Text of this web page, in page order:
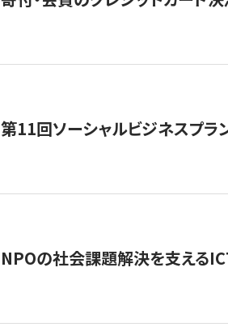
第11回ソーシャルビジネスプラ
NPOの社会課題解決を支える